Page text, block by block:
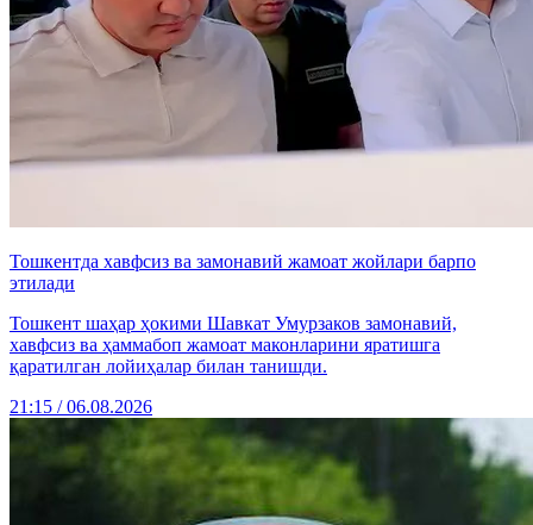
Тошкентда хавфсиз ва замонавий жамоат жойлари барпо
этилади
Тошкент шаҳар ҳокими Шавкат Умурзаков замонавий,
хавфсиз ва ҳаммабоп жамоат маконларини яратишга
қаратилган лойиҳалар билан танишди.
21:15 / 06.08.2026